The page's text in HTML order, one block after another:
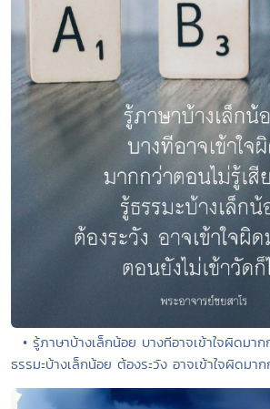
• รู้ภาษาบ้างเล็กน้อย บางทีอาจเข้าใจผิดมา
ธรรมะบ้างเล็กน้อย ต้องระวัง อาจเข้าใจผิดมา